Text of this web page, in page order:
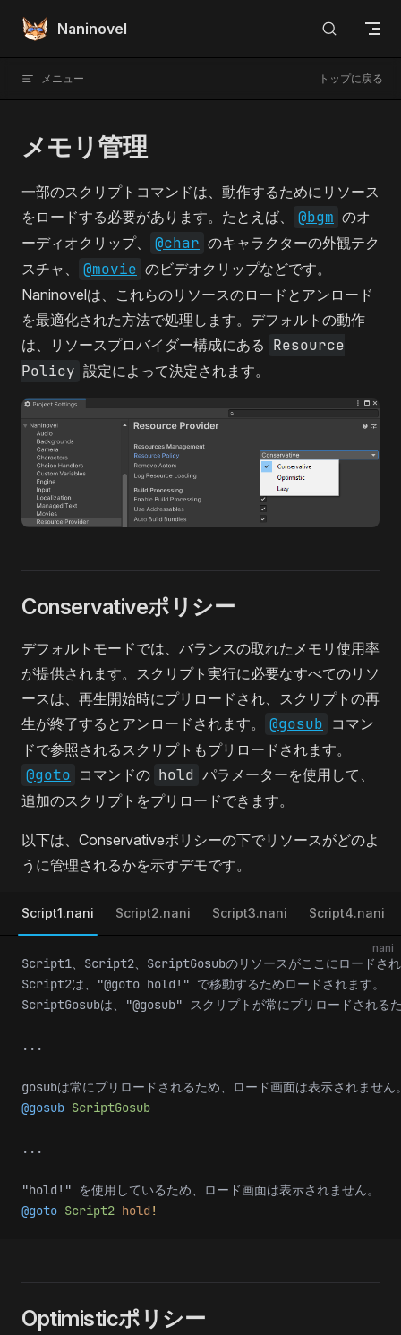
Skip to content
Naninovel
メニュー トップに戻る
メモリ管理
一部のスクリプトコマンドは、動作するためにリソース
をロードする必要があります。たとえば、
@bgm のオ
ーディオクリップ、
@char のキャラクターの外観テク
スチャ、
@movie のビデオクリップなどです。
Naninovelは、これらのリソースのロードとアンロード
を最適化された方法で処理します。デフォルトの動作
は、リソースプロバイダー構成にある Resource
Policy 設定によって決定されます。
Conservativeポリシー
デフォルトモードでは、バランスの取れたメモリ使用率
が提供されます。スクリプト実行に必要なすべてのリソ
ースは、再生開始時にプリロードされ、スクリプトの再
生が終了するとアンロードされます。
@gosub コマン
ドで参照されるスクリプトもプリロードされます。
@goto コマンドの hold パラメーターを使用して、
追加のスクリプトをプリロードできます。
以下は、Conservativeポリシーの下でリソースがどのよ
うに管理されるかを示すデモです。
Script1.nani Script2.nani Script3.nani Script4.nani
nani
Script1、Script2、ScriptGosubのリソースがここにロードさ
Script2は、"@goto hold!" で移動するためロードされます。
ScriptGosubは、"@gosub" スクリプトが常にプリロードされる
...
gosubは常にプリロードされるため、ロード画面は表示されません
@gosub ScriptGosub
...
"hold!" を使用しているため、ロード画面は表示されません。
@goto Script2 hold !
Optimisticポリシー